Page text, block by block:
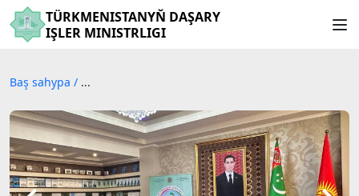
TÜRKMENISTANYŇ DAŞARY
IŞLER MINISTRLIGI
Baş sahypa / ...